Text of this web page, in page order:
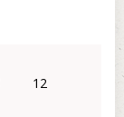
12